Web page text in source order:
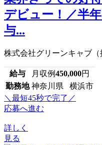
デビュー！／半
与...
株式会社グリーンキャブ（
給与 月収例450,000円
勤務地 神奈川県 横浜市
＼最短45秒で完了／
応募へ進む
詳しく
見る